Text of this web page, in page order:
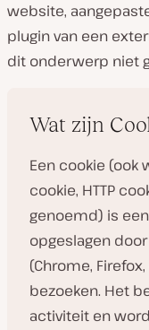
website,
plugin van een
dit onderwerp niet
Wat zijn
Een cookie (ook
cookie, HTTP
genoemd) is
opgeslagen
(Chrome,
bezoeken. Het
activiteit en